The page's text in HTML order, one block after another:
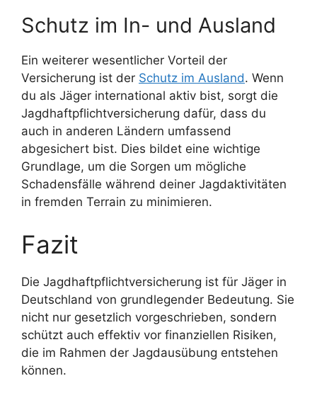
Schutz im In- und Ausland
Ein weiterer wesentlicher Vorteil der
Versicherung ist der Schutz im Ausland. Wenn
du als Jäger international aktiv bist, sorgt die
Jagdhaftpflichtversicherung dafür, dass du
auch in anderen Ländern umfassend
abgesichert bist. Dies bildet eine wichtige
Grundlage, um die Sorgen um mögliche
Schadensfälle während deiner Jagdaktivitäten
in fremden Terrain zu minimieren.
Fazit
Die Jagdhaftpflichtversicherung ist für Jäger in
Deutschland von grundlegender Bedeutung. Sie
nicht nur gesetzlich vorgeschrieben, sondern
schützt auch effektiv vor finanziellen Risiken,
die im Rahmen der Jagdausübung entstehen
können.